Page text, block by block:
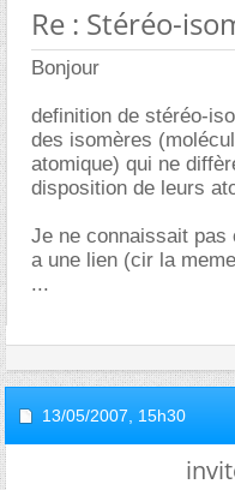
Re : Stéréo-
Bonjour
definition de stéréo-
des isomères
atomique) qui ne
disposition de leurs
Je ne connaissait pas
a une lien (cir la
...
13/05/2007, 15h30